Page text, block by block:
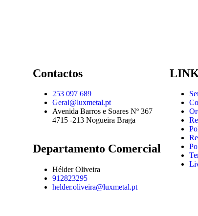
Contactos
253 097 689
Geral@luxmetal.pt
Avenida Barros e Soares Nº 367
4715 -213 Nogueira Braga
Departamento Comercial
Hélder Oliveira
912823295
helder.oliveira@luxmetal.pt